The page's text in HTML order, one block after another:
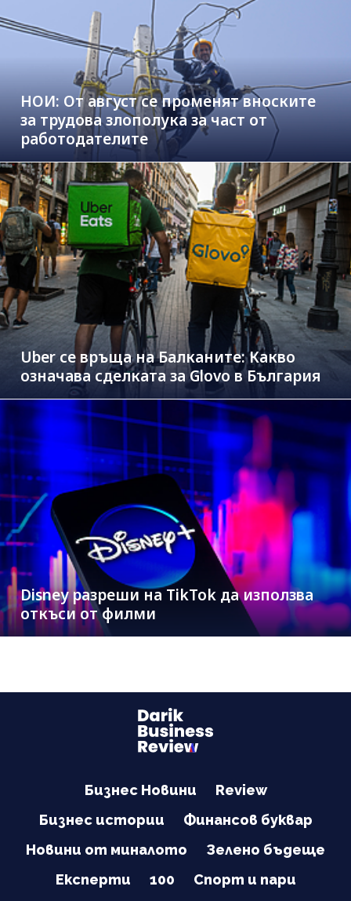
НОИ: От август се променят вноските
за трудова злополука за част от
работодателите
Uber се връща на Балканите: Какво
означава сделката за Glovo в България
Disney разреши на TikTok да използва
откъси от филми
Бизнес Новини
Review
Бизнес истории
Финансов буквар
Новини от миналото
Зелено бъдеще
Експерти
100 Спорт и пари